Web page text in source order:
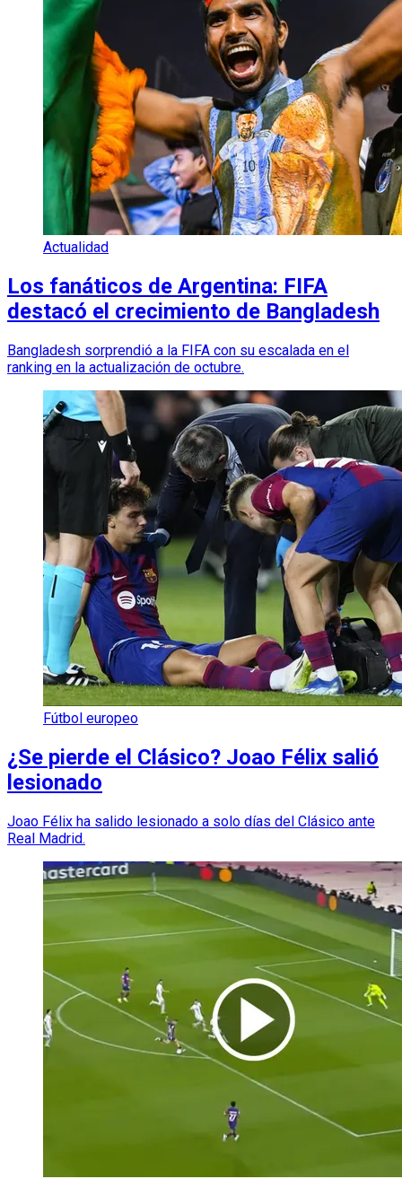
Actualidad
Los fanáticos de Argentina: FIFA
destacó el crecimiento de Bangladesh
Bangladesh sorprendió a la FIFA con su escalada en el
ranking en la actualización de octubre.
Fútbol europeo
¿Se pierde el Clásico? Joao Félix salió
lesionado
Joao Félix ha salido lesionado a solo días del Clásico ante
Real Madrid.